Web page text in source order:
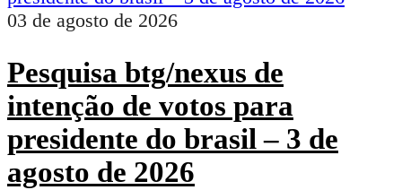
03 de agosto de 2026
Pesquisa btg/nexus de
intenção de votos para
presidente do brasil – 3 de
agosto de 2026